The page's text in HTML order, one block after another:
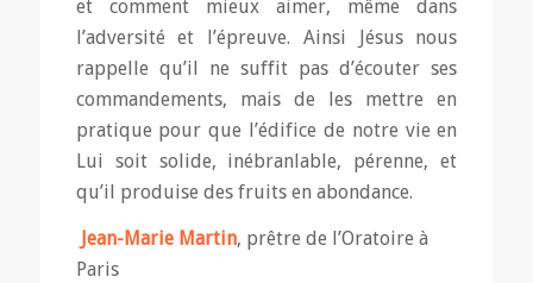
et comment mieux aimer, même dans
l’adversité et l’épreuve. Ainsi Jésus nous
rappelle qu’il ne suffit pas d’écouter ses
commandements, mais de les mettre en
pratique pour que l’édifice de notre vie en
Lui soit solide, inébranlable, pérenne, et
qu’il produise des fruits en abondance.
Jean-Marie Martin, prêtre de l’Oratoire à
Paris